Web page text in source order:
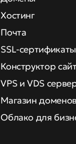
Хостинг
Почта
SSL-сертификаты
Конструктор
VPS и VDS
Магазин доменов
Облако для